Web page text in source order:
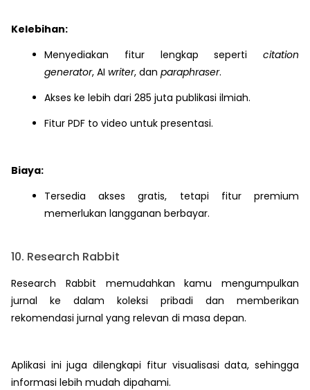
Kelebihan:
Menyediakan fitur lengkap seperti citation
generator, AI writer, dan paraphraser.
Akses ke lebih dari 285 juta publikasi ilmiah.
Fitur PDF to video untuk presentasi.
Biaya:
Tersedia akses gratis, tetapi fitur premium
memerlukan langganan berbayar.
10. Research Rabbit
Research Rabbit memudahkan kamu mengumpulkan
jurnal ke dalam koleksi pribadi dan memberikan
rekomendasi jurnal yang relevan di masa depan.
Aplikasi ini juga dilengkapi fitur visualisasi data, sehingga
informasi lebih mudah dipahami.